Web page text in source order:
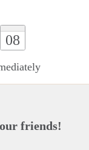
08
friends!